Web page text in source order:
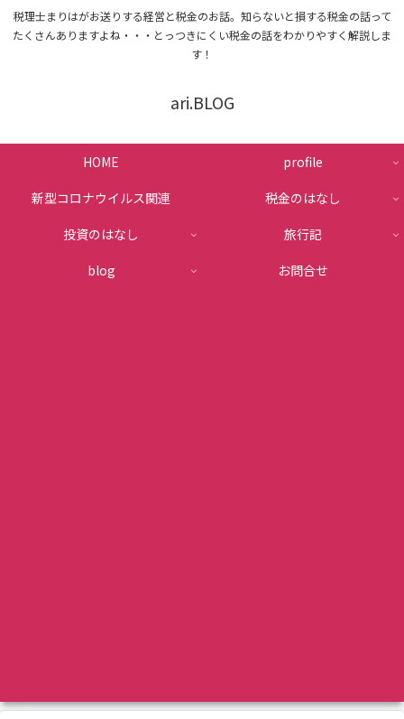
税理士まりはがお送りする経営と税金のお話。知らないと損する税金の話って
たくさんありますよね・・・とっつきにくい税金の話をわかりやすく解説しま
す！
ari.BLOG
HOME
profile
新型コロナウイルス関連
税金のはなし
投資のはなし
旅行記
blog
お問合せ